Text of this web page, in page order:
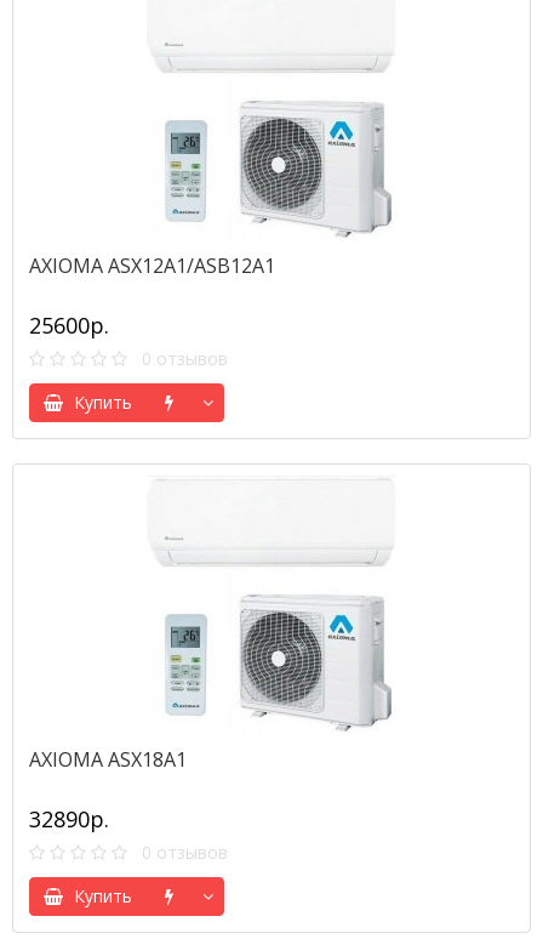
AXIOMA ASX12A1/ASB12A1
25600р.
0 отзывов
Купить
AXIOMA ASX18A1
32890р.
0 отзывов
Купить